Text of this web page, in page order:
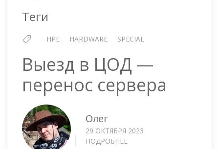
Теги
HPE HARDWARE SPECIAL
Выезд в ЦОД —
перенос сервера
Олег
29 ОКТЯБРЯ 2023
ПОДРОБНЕЕ